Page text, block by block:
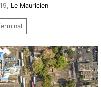
Le Mauricien